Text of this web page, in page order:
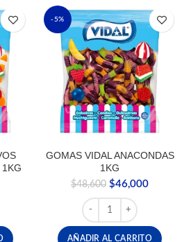
El
$40,000.
FRITOS GIGANTES X 1KG
-5%
GOMAS VIDAL ANACONDAS
1KG
$48,600 El
precio
original
era:
$48,600.
$46,000El
$46,000.
GOMAS VIDAL
AÑADIR AL CARRITO